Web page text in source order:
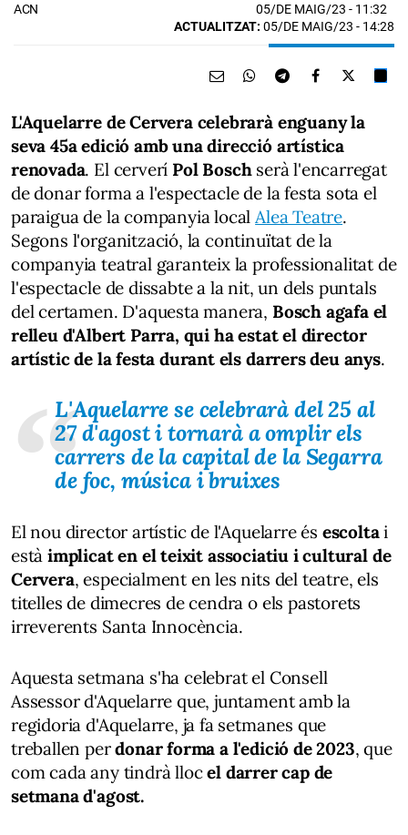
ACN 05/DE MAIG/23 - 11:32
ACTUALITZAT: 05/DE MAIG/23 - 14:28
L'Aquelarre de Cervera celebrarà enguany la
seva 45a edició amb una direcció artística
renovada. El cerverí Pol Bosch serà l'encarregat
de donar forma a l'espectacle de la festa sota el
paraigua de la companyia localAlea Teatre.
Segons l'organització, la continuïtat de la
companyia teatral garanteix la professionalitat de
l'espectacle de dissabte a la nit, un dels puntals
del certamen. D'aquesta manera, Bosch agafa el
relleu d'Albert Parra, qui ha estat el director
artístic de la festa durant els darrers deu anys.
L'Aquelarre se celebrarà del 25 al
27 d'agost i tornarà a omplir els
carrers de la capital de la Segarra
de foc, música i bruixes
El nou director artístic de l'Aquelarre és escoltai
estàimplicat en el teixit associatiu i cultural de
Cervera, especialment en les nits del teatre, els
titelles de dimecres de cendra o els pastorets
irreverents Santa Innocència.
Aquesta setmana s'ha celebrat el Consell
Assessor d'Aquelarre que, juntament amb la
regidoria d'Aquelarre, ja fa setmanes que
treballen perdonar forma a l'edició de 2023, que
com cada any tindrà llocel darrer cap de
setmana d'agost.